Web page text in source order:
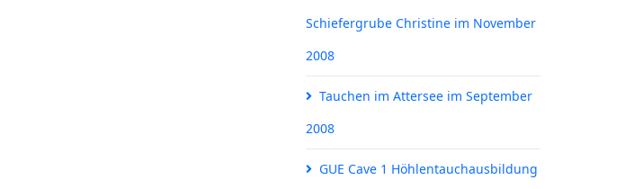
Schiefergrube Christine im November
2008
Tauchen im Attersee im September
2008
GUE Cave 1 Höhlentauchausbildung